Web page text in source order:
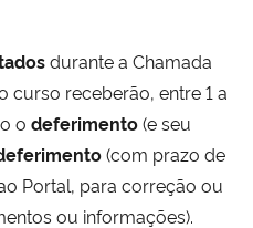
durante a Chamada
curso receberão, entre 1 a
o deferimento(e seu
(com prazo de
Portal, para correção ou
ou informações).